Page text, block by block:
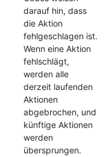
darauf hin, dass
die Aktion
fehlgeschlagen ist.
Wenn eine Aktion
fehlschlägt,
werden alle
derzeit laufenden
Aktionen
abgebrochen, und
künftige Aktionen
werden
übersprungen.